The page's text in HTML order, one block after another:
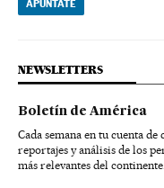
APÚNTATE
NEWSLETTERS
Boletín de América
Cada semana en tu cuenta
reportajes y análisis de los
más relevantes del continente.